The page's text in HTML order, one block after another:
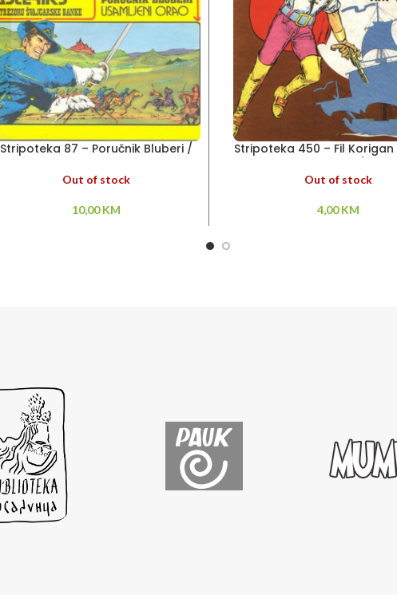
Stripoteka 87 – Poručnik Bluberi /
Out of stock
10,00KM
Stripoteka 450 – Fil
Out of stock
4,00KM